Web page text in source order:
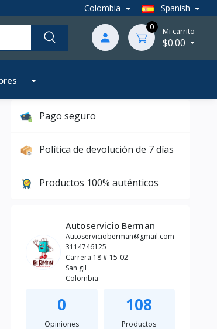
Colombia Spanish
0 Mi carrito
$0.00
Pago seguro
Política de devolución de 7 días
Productos 100% auténticos
Autoservicio Berman
Autoservicioberman@gmail.com
3114746125
Carrera 18 # 15-02
San gil
Colombia
0
Opiniones
108
Productos